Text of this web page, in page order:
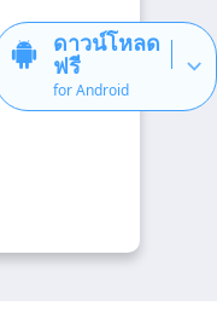
ดาวน์โหลด
ฟรี
for Android